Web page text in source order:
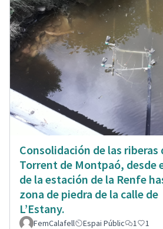
Consolidación de las riberas
Torrent de Montpaó, desde
de la estación de la Renfe
zona de piedra de la calle de
L’Estany.
FemCalafell Espai Públic 1 1